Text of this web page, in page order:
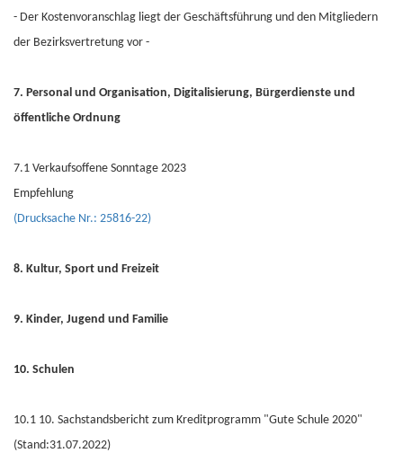
- Der Kostenvoranschlag liegt der Geschäftsführung und den Mitgliedern
der Bezirksvertretung vor -
7. Personal und Organisation, Digitalisierung, Bürgerdienste und
öffentliche Ordnung
7.1 Verkaufsoffene Sonntage 2023
Empfehlung
(Drucksache Nr.: 25816-22)
8. Kultur, Sport und Freizeit
9. Kinder, Jugend und Familie
10. Schulen
10.1 10. Sachstandsbericht zum Kreditprogramm "Gute Schule 2020"
(Stand:31.07.2022)